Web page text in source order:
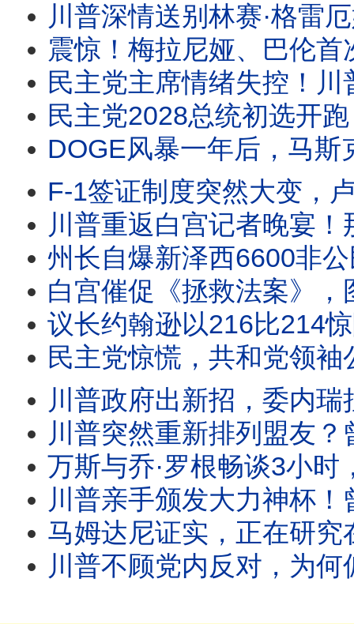
川普深情送别林赛·格雷厄姆！莱温斯基为何公开感谢他？一篇悼文引爆舆
震惊！梅拉尼娅、巴伦首次成伊朗暗S目标。川普与图恩公开交锋
民主党主席情绪失控！川普为何猛攻CNN记者？真正
民主党2028总统初选开跑？南卡取代爱荷华成第一站，哈里斯、纽森提前布
DOGE风暴一年后，马斯克首次谈那段经历。90分钟专访，他没有
F-1签证制度突然大变，卢比奥对留学生下逐客令？白宫副幕僚长米勒最
川普重返白宫记者晚宴！那篇三个月前中断的演讲，终于公开。为
州长自爆新泽西6600非公民投票案，司法部要求彻查。共和党
白宫催促《拯救法案》，图恩一句话把球踢回白宫。川普启动301关税
议长约翰逊以216比214惊险推进《拯救法案》。比尔·马赫警告：
民主党惊慌，共和党领袖公开欢迎费特曼！馆长被问懵？国
川普政府出新招，委内瑞拉首轮民主过渡谈判8月1日启动。卢比奥
川普突然重新排列盟友？曾反对他的英国新首相获公开称赞，加拿大却遭
万斯与乔·罗根畅谈3小时，究竟想告诉美国什么？年轻人买不起房
川普亲手颁发大力神杯！曾不懂足球的他，为何突然谈起梅西、C罗头头是道？原来
马姆达尼证实，正在研究在纽约逮捕以色列总理。民主党裂痕扩大。川普邀北
川普不顾党内反对，为何偏偏背书枕头哥竞选州长？西雅图检察官就职不到1小